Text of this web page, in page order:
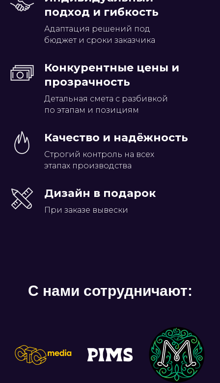
подход и гибкость
Адаптация решений под
бюджет и сроки заказчика
Конкурентные цены и
прозрачность
Детальная смета с разбивкой
по этапам и позициям
Качество и надёжность
Строгий контроль на всех
этапах производства
Дизайн в подарок
При заказе вывески
С нами сотрудничают: